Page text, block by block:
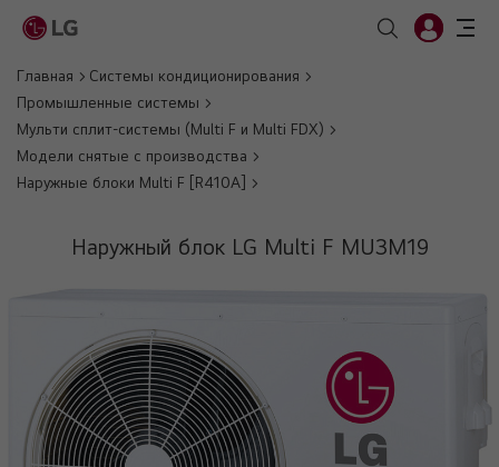
Главная
Системы кондиционирования
Промышленные системы
Мульти сплит-системы (Multi F и Multi FDX)
Модели снятые с производства
Наружные блоки Multi F [R410А]
Наружный блок LG Multi F MU3M19